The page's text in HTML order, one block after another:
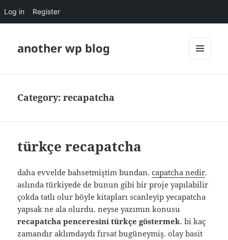
Log in Register
another wp blog
Category:recapatcha
türkçe recapatcha
daha evvelde bahsetmiştim bundan.capatcha nedir.
aslında türkiyede de bunun gibi bir proje yapılabilir
çokda tatlı olur böyle kitapları scanleyip yecapatcha
yapsak ne ala olurdu. neyse yazımın konusu
recapatcha penceresini türkçe göstermek. bi kaç
zamandır aklımdaydı fırsat bugüneymiş. olay basit